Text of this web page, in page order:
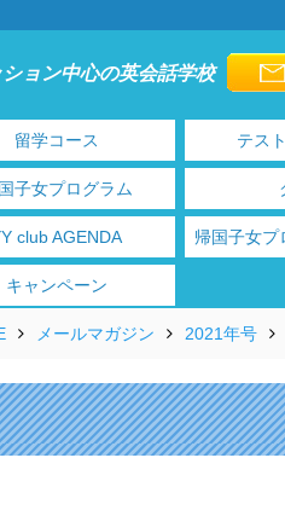
ョン中心の英会話学校
留学コース テス
子女プログラム
club AGENDA 帰国子女プ
キャンペーン
メールマガジン 2021年号